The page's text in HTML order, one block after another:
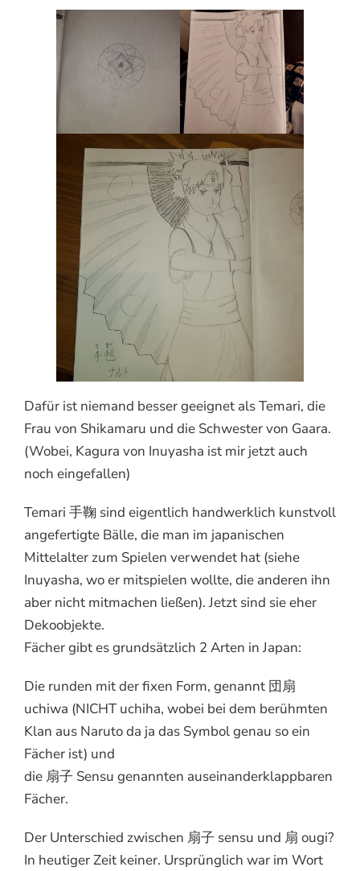
Dafür ist niemand besser geeignet als Temari, die
Frau von Shikamaru und die Schwester von Gaara.
(Wobei, Kagura von Inuyasha ist mir jetzt auch
noch eingefallen)
Temari 手鞠 sind eigentlich handwerklich kunstvoll
angefertigte Bälle, die man im japanischen
Mittelalter zum Spielen verwendet hat (siehe
Inuyasha, wo er mitspielen wollte, die anderen ihn
aber nicht mitmachen ließen). Jetzt sind sie eher
Dekoobjekte.
Fächer gibt es grundsätzlich 2 Arten in Japan:
Die runden mit der fixen Form, genannt 団扇
uchiwa (NICHT uchiha, wobei bei dem berühmten
Klan aus Naruto da ja das Symbol genau so ein
Fächer ist) und
die 扇子 Sensu genannten auseinanderklappbaren
Fächer.
Der Unterschied zwischen 扇子 sensu und 扇 ougi?
In heutiger Zeit keiner. Ursprünglich war im Wort